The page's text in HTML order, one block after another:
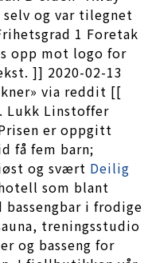
selv og var tilegnet
1 Foretak
opp mot logo for
]] 2020-02-13
via reddit [[
Lukk Linstoffer
er oppgitt
få fem barn;
og svært Deilig
som blant
i frodige
treningsstudio
og basseng for